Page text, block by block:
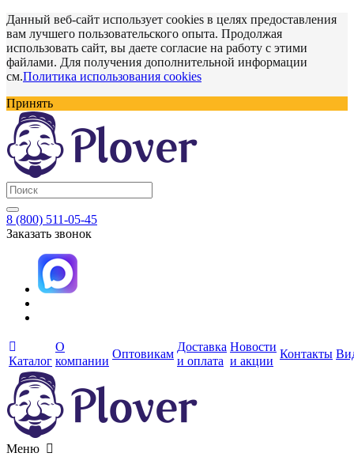
Данный веб-сайт использует cookies в целях предоставления
вам лучшего пользовательского опыта. Продолжая
использовать сайт, вы даете согласие на работу с этими
файлами. Для получения дополнительной информации
см.Политика использования cookies
Принять
8 (800) 511-05-45
Заказать звонок
Каталог
О
компании
Оптовикам
Доставка
и оплата
Новости
и акции
Контакты
Меню